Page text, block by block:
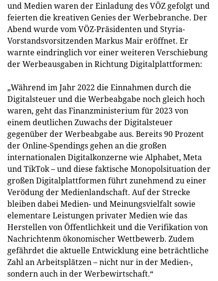
und Medien waren der Einladung des VÖZ gefolgt und
feierten die kreativen Genies der Werbebranche. Der
Abend wurde vom VÖZ-Präsidenten und Styria-
Vorstandsvorsitzenden Markus Mair eröffnet. Er
warnte eindringlich vor einer weiteren Verschiebung
der Werbeausgaben in Richtung Digitalplattformen:
„Während im Jahr 2022 die Einnahmen durch die
Digitalsteuer und die Werbeabgabe noch gleich hoch
waren, geht das Finanzministerium für 2023 von
einem deutlichen Zuwachs der Digitalsteuer
gegenüber der Werbeabgabe aus. Bereits 90 Prozent
der Online-Spendings gehen an die großen
internationalen Digitalkonzerne wie Alphabet, Meta
und TikTok – und diese faktische Monopolsituation der
großen Digitalplattformen führt zunehmend zu einer
Verödung der Medienlandschaft. Auf der Strecke
bleiben dabei Medien- und Meinungsvielfalt sowie
elementare Leistungen privater Medien wie das
Herstellen von Öffentlichkeit und die Verifikation von
Nachrichtenm ökonomischer Wettbewerb. Zudem
gefährdet die aktuelle Entwicklung eine beträchtliche
Zahl an Arbeitsplätzen – nicht nur in der Medien-,
sondern auch in der Werbewirtschaft.“